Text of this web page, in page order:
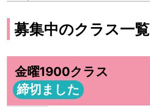
募集中のクラス一覧
金曜1900クラス
締切ました